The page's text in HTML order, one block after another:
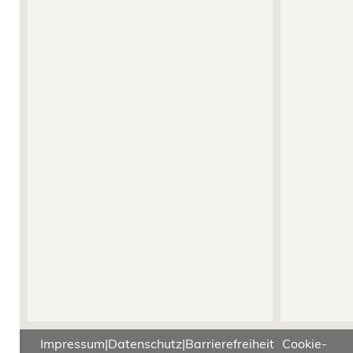
Impressum|Datenschutz|Barrierefreiheit Cookie-